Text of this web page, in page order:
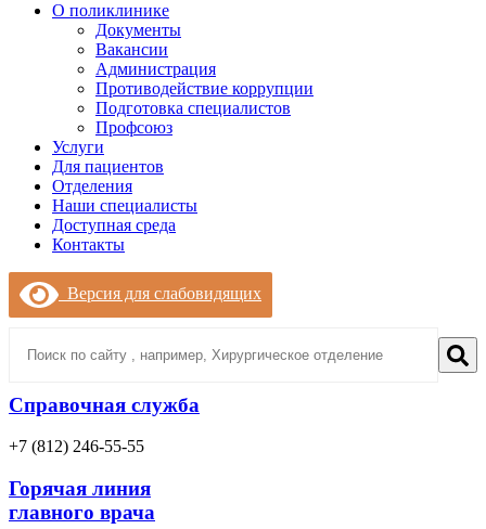
О поликлинике
Документы
Вакансии
Администрация
Противодействие коррупции
Подготовка специалистов
Профсоюз
Услуги
Для пациентов
Отделения
Наши специалисты
Доступная среда
Контакты
Версия для слабовидящих
Справочная служба
+7 (812) 246-55-55
Горячая линия
главного врача